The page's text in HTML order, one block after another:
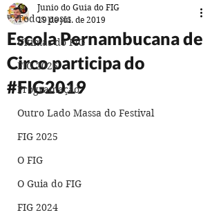
Todos posts
Últimas do FIG
FIG 2026
Programação
Outro Lado Massa do Festival
FIG 2025
O FIG
O Guia do FIG
FIG 2024
Escola Pernambucana de
Circo participa do
#FIG2019
Junio do Guia do FIG
19 de jul. de 2019